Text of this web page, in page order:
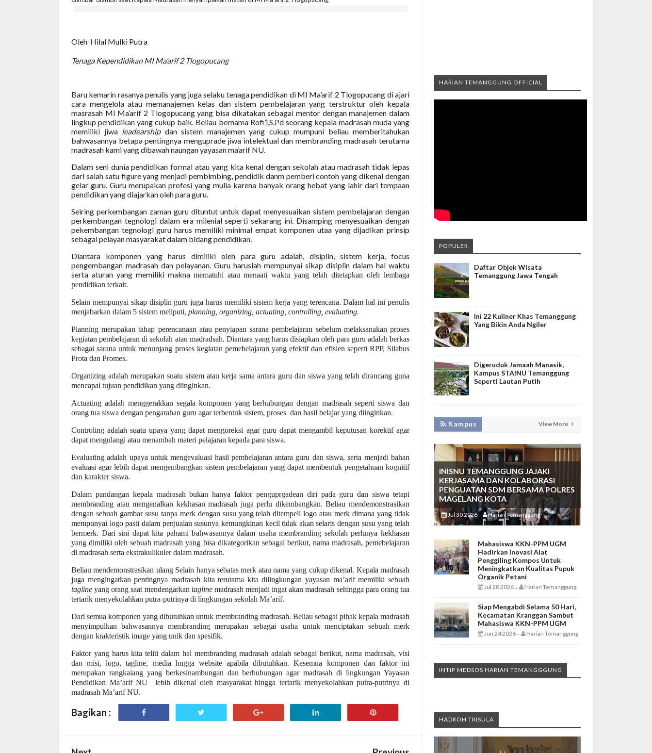
Oleh Hilal Mulki Putra
Tenaga KependidikanMIMa’arif 2 Tlogopucang
Baru kemarin rasanya penulis yang juga selaku tenaga pendidikan di MI Ma’arif 2 Tlogopucang di ajari
cara mengelola atau memanajemen kelas dan sistem pembelajaran yang terstruktur oleh kepala
masrasah MI Ma’arif 2 Tlogopucang yang bisa dikatakan sebagai mentor dengan manajemen dalam
lingkup pendidikan yang cukup baik. Beliau bernama Rofi’i,S.Pd seorang kepala madrasah muda yang
memiliki jiwa leadearship dan sistem manajemen yang cukup mumpuni beliau memberitahukan
bahwasannya betapa pentingnya menguprade jiwa intelektual dan membranding madrasah terutama
madrasah kami yang dibawah naungan yayasan ma’arif NU.
Dalam seni dunia pendidikan formal atau yang kita kenal dengan sekolah atau madrasah tidak lepas
dari salah satu figure yang menjadi pembimbing, pendidik danm pemberi contoh yang dikenal dengan
gelar guru. Guru merupakan profesi yang mulia karena banyak orang hebat yang lahir dari tempaan
pendidikan yang diajarkan oleh para guru.
Seiring perkembangan zaman guru dituntut untuk dapat menyesuaikan sistem pembelajaran dengan
perkembangan tegnologi dalam era milenial seperti sekarang ini. Disamping menyesuaikan dengan
pekembangan tegnologi guru harus memiliki minimal empat komponen utaa yang dijadikan prinsip
sebagai pelayan masyarakat dalam bidang pendidikan.
Diantara komponen yang harus dimiliki oleh para guru adalah, disiplin, sistem kerja, focus
pengembangan madrasah dan pelayanan. Guru haruslah mempunyai sikap disiplin dalam hal waktu
serta aturan yang memiliki makna mematuhi atau menaati waktu yang telah ditetapkan oleh lembaga
pendidikan terkait.
Selain mempunyai sikap disiplin guru juga harus memiliki sistem kerja yang terencana. Dalam hal ini penulis
menjabarkan dalam 5 sistem meliputi, planning, organizing, actuating, controlling, evaluating.
Planning merupakan tahap perencanaan atau penyiapan sarana pembelajaran sebelum melaksanakan proses
kegiatan pembelajaran di sekolah atau madradsah. Diantara yang harus disiapkan oleh para guru adalah berkas
sebagai sarana untuk menunjang proses kegiatan pemebelajaran yang efektif dan efisien seperti RPP, Silabus
Prota dan Promes.
Organizing adalah merupakan suatu sistem atau kerja sama antara guru dan siswa yang telah dirancang guna
mencapai tujuan pendidikan yang diinginkan.
Actuating adalah menggerakkan segala komponen yang berhubungan dengan madrasah seperti siswa dan
orang tua siswa dengan pengarahan guru agar terbentuk sistem, proses dan hasil belajar yang diinginkan.
Controling adalah suatu upaya yang dapat mengoreksi agar guru dapat mengambil keputusan korektif agar
dapat mengulangi atau menambah materi pelajaran kepada para siswa.
Evaluating adalah upaya untuk mengevaluasi hasil pembelajaran antara guru dan siswa, serta menjadi bahan
evaluasi agar lebih dapat mengembangkan sistem pembelajaran yang dapat membentuk pengetahuan kognitif
dan karakter siswa.
Dalam pandangan kepala madrasah bukan hanya faktor penguprgadean diri pada guru dan siswa tetapi
membranding atau mengenalkan kekhasan madrasah juga perlu dikembangkan. Beliau mendemonstrasikan
dengan sebuah gambar susu tanpa merk dengan susu yang telah ditempeli logo atau merk dimana yang tidak
mempunyai logo pasti dalam penjualan susunya kemungkinan kecil tidak akan selaris dengan susu yang telah
bermerk. Dari sini dapat kita pahami bahwasannya dalam usaha membranding sekolah perlunya kekhasan
yang dimiliki oleh sebuah madrasah yang bisa dikategorikan sebagai berikut, nama madrasah, pemebelajaran
di madrasah serta ekstrakulikuler dalam madrasah.
Beliau mendemonstrasikan ulang Selain hanya sebatas merk atau nama yang cukup dikenal. Kepala madrasah
juga mengingatkan pentingnya madrasah kita terutama kita dilingkungan yayasan ma’arif memiliki sebuah
taglineyang orang saat mendengarkan taglinemadrasah menjadi ingat akan madrasah sehingga para orang tua
tertarik menyekolahkan putra-putrinya di lingkungan sekolah Ma’arif.
Dari semua komponen yang dibutuhkan untuk membranding madrasah. Beliau sebagai pihak kepala madrasah
menyimpulkan bahwasannya membranding merupakan sebagai usaha untuk menciptakan sebuah merk
dengan krakteristik image yang unik dan spesifik.
Faktor yang harus kita teliti dalam hal membranding madrasah adalah sebagai berikut, nama madrasah, visi
dan misi, logo, tagline, media hngga website apabila dibutuhkan. Kesemua komponen dan faktor ini
merupakan rangkaiang yang berkesinambungan dan berhubungan agar madrasah di lingkungan Yayasan
Pendidikan Ma’arif NU
lebih dikenal oleh masyarakat hingga tertarik menyekolahkan putra-putrinya di
madrasah Ma’arif NU.
Bagikan :
HARIAN TEMANGGUNG OFFICIAL
POPULER
Daftar Objek Wisata
Temanggung Jawa Tengah
Ini 22 Kuliner Khas Temanggung
Yang Bikin Anda Ngiler
Digeruduk Jamaah Manasik,
Kampus STAINU Temanggung
Seperti Lautan Putih
Kampus View More
INISNU TEMANGGUNG JAJAKI
KERJASAMA DAN KOLABORASI
PENGUATAN SDM BERSAMA POLRES
MAGELANG KOTA
Jul 30 2026- Harian Temanggung
Mahasiswa KKN-PPM UGM
Hadirkan Inovasi Alat
Penggiling Kompos Untuk
Meningkatkan Kualitas Pupuk
Organik Petani
Jul 28 2026 - Harian Temanggung
Siap Mengabdi Selama 50 Hari,
Kecamatan Kranggan Sambut
Mahasiswa KKN-PPM UGM
Jun 24 2026 - Harian Temanggung
INTIP MEDSOS HARIAN TEMANGGGUNG
HADROH TRISULA